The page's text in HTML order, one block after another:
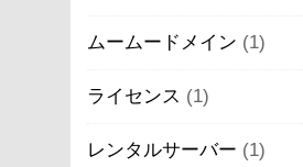
ムームードメイン (1)
ライセンス (1)
レンタルサーバー (1)